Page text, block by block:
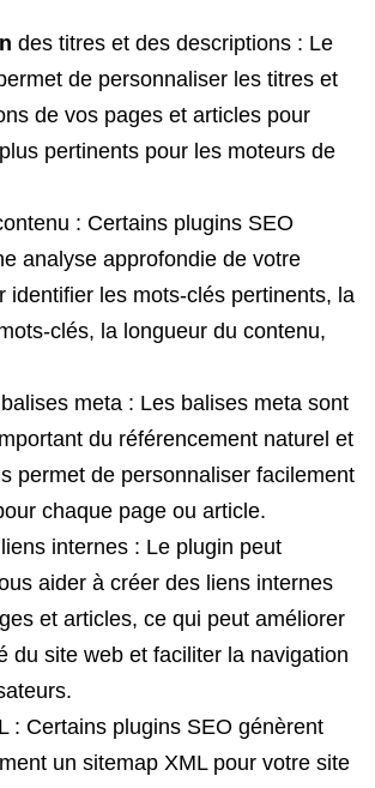
des titres et des descriptions : Le
de personnaliser les titres et
de vos pages et articles pour
pertinents pour les moteurs de
: Certains plugins SEO
analyse approfondie de votre
identifier les mots-clés pertinents, la
clés, la longueur du contenu,
meta : Les balises meta sont
du référencement naturel et
permet de personnaliser facilement
chaque page ou article.
internes : Le plugin peut
aider à créer des liens internes
et articles, ce qui peut améliorer
du site web et faciliter la navigation
: Certains plugins SEO génèrent
un sitemap XML pour votre site